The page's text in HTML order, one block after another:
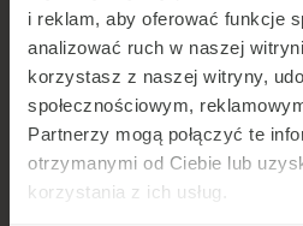
i reklam, aby oferować funkcje
analizować ruch w naszej
korzystasz z naszej witryny,
społecznościowym,
Partnerzy mogą połączyć te
otrzymanymi od Ciebie lub
korzystania z ich usług.